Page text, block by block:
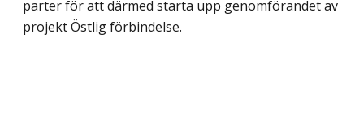
parter för att därmed starta upp genomförandet av
projekt Östlig förbindelse.